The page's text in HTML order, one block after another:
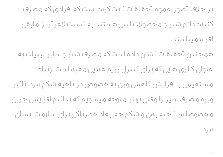
بر خلاف تصور عموم تحقیقات ثابت کرده است که افرادی که مصرف
کننده دائم شیر و محصولات لبنی هستند به نسبت لاغرتر از مابقی
افراد میباشند.
همچنین تحقیقات نشان داده است که مصرف شیر و سایر لبنیات به
عنوان کالری هایی که برای کنترل رژیم غذایی مفید است ارتباط
مستقیمی با افزایش کاهش وزن به خصوص در ناحیه شکم دارد. تاثیر
ویژه مصرف شیر را وقتی بهتر متوجه میشویم که بدانیم افزایش چربی
مخصوصا در ناحیه بدن و شکم چه ابعاد خطرناکی برای سلامت انسان
دارد
.